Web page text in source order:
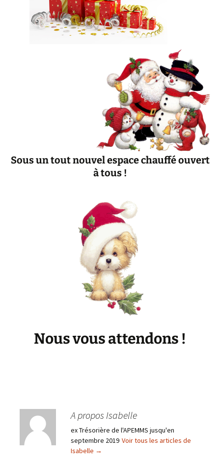
Sous un tout nouvel espace chauffé ouvert
à tous !
Nous vous attendons !
A propos Isabelle
ex Trésorière de l'APEMMS jusqu'en
septembre 2019 Voir tous les articles de
Isabelle →